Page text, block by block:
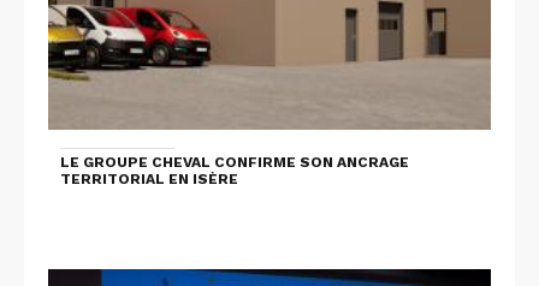
LE GROUPE CHEVAL CONFIRME SON ANCRAGE
TERRITORIAL EN ISÈRE